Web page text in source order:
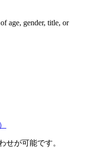
age, gender, title, or
せが可能です。